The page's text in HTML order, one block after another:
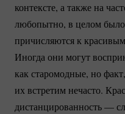
контексте, а также на
любопытно, в целом было
причисляются к
Иногда они могут
как старомодные, но
их встретим нечасто.
дистанцированность —